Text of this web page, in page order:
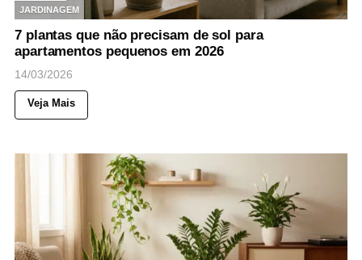
JARDINAGEM
7 plantas que não precisam de sol para
apartamentos pequenos em 2026
14/03/2026
Veja Mais